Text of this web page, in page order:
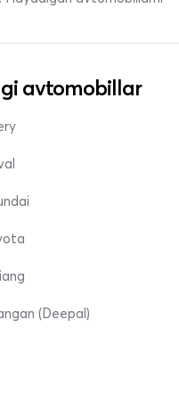
avtomobillar
(Deepal)